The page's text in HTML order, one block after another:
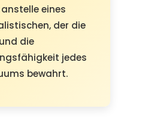
eines
der die
die
jedes
bewahrt.